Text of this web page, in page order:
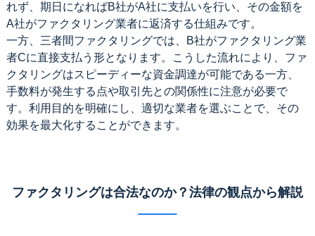
れず、期日になればB社がA社に支払いを行い、その金額を
A社がファクタリング業者に返済する仕組みです。
一方、三者間ファクタリングでは、B社がファクタリング業
者Cに直接支払う形となります。こうした流れにより、ファ
クタリングはスピーディーな資金調達が可能である一方、
手数料が発生する点や取引先との関係性に注意が必要で
す。利用目的を明確にし、適切な業者を選ぶことで、その
効果を最大化することができます。
ファクタリングは合法なのか？法律の観点から解説